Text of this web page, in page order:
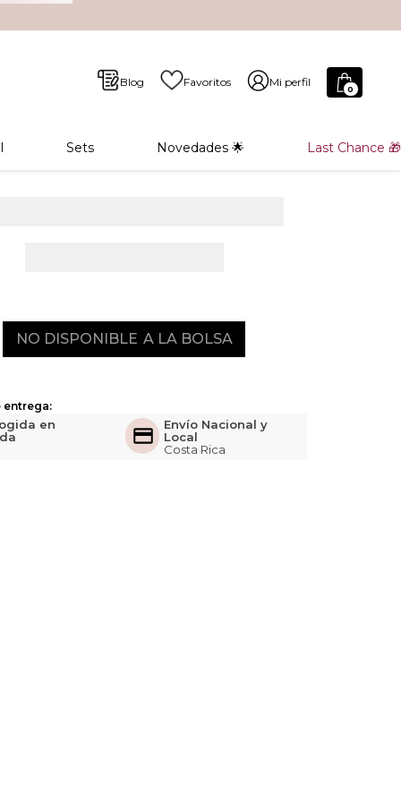
Blog Favoritos Mi perfil
0
Sets Novedades 🌟 Last Chance 🎁
NO DISPONIBLE
entrega:
en
Envío Nacional y
Local
Costa Rica